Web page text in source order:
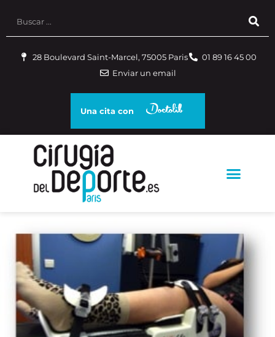
28 Boulevard Saint-Marcel, 75005 Paris
01 89 16 45 00
Enviar un email
Una cita con